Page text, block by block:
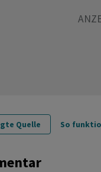
Quelle So